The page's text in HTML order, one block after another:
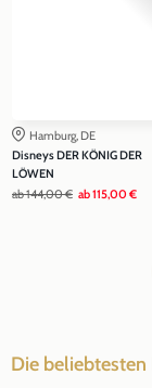
Hamburg, DE
Disneys DER KÖNIG DER
LÖWEN
ab144,00 € ab115,00 €
Die beliebtesten